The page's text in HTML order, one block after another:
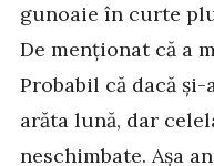
gunoaie în curte
De menționat că a
Probabil că dacă
arăta lună, dar
neschimbate. Așa